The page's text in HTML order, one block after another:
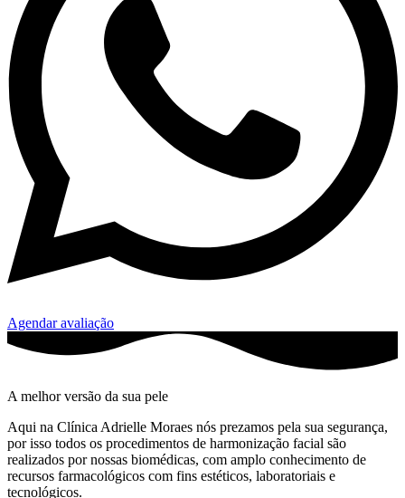
Agendar avaliação
A melhor versão da sua pele
Aqui na Clínica Adrielle Moraes nós prezamos pela sua segurança,
por isso todos os procedimentos de harmonização facial são
realizados por nossas biomédicas, com amplo conhecimento de
recursos farmacológicos com fins estéticos, laboratoriais e
tecnológicos.